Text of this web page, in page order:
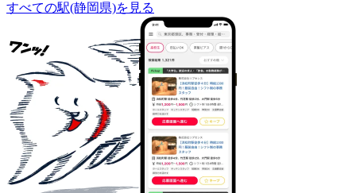
すべての駅(静岡県)を見る